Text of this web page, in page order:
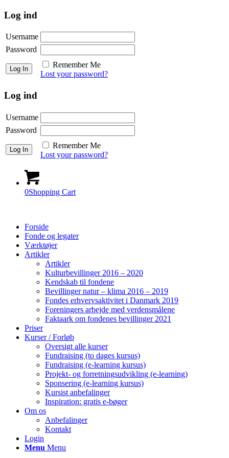
Log ind
Username
Password
Remember Me
Lost your password?
Log ind
Username
Password
Remember Me
Lost your password?
0Shopping Cart
Forside
Fonde og legater
Værktøjer
Artikler
Artikler
Kulturbevillinger 2016 – 2020
Kendskab til fondene
Bevillinger natur – klima 2016 – 2019
Fondes erhvervsaktivitet i Danmark 2019
Foreningers arbejde med verdensmålene
Faktaark om fondenes bevillinger 2021
Priser
Kurser / Forløb
Oversigt alle kurser
Fundraising (to dages kursus)
Fundraising (e-learning kursus)
Projekt- og forretningsudvikling (e-learning)
Sponsering (e-learning kursus)
Kursist anbefalinger
Inspiration: gratis e-bøger
Om os
Anbefalinger
Kontakt
Login
Menu Menu